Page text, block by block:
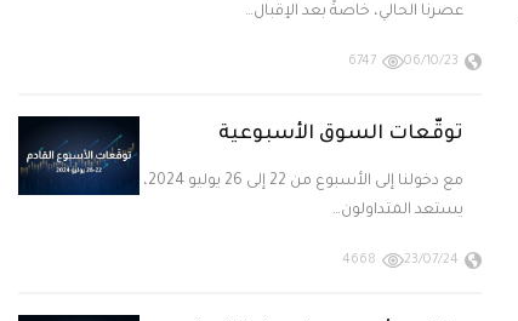
عصرنا الحالي، خاصةً بعد الإقبال…
06/10/23
6747
توقّعات السوق الأسبوعية
مع دخولنا إلى الأسبوع من 22 إلى 26 يوليو 2024،
يستعد المتداولون…
23/07/24
4668